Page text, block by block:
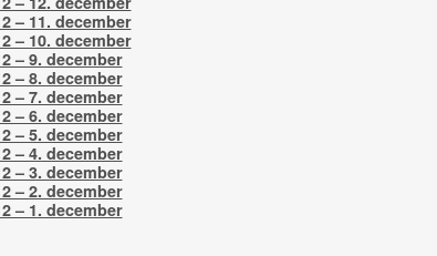
– 11. december
– 10. december
– 9. december
– 8. december
– 7. december
– 6. december
– 5. december
– 4. december
– 3. december
– 2. december
– 1. december